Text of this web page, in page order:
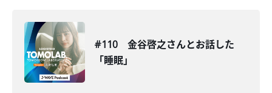
#110 金谷啓之さんとお話した
「睡眠」